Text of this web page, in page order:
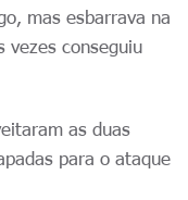
mas esbarrava na
vezes conseguiu
as duas
para o ataque